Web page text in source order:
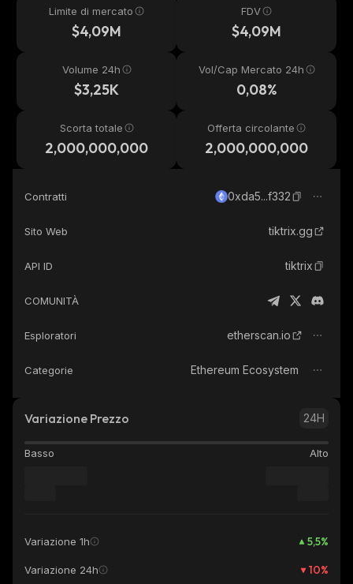
Limite di mercato
$4,09M
FDV
$4,09M
Volume 24h
$3,25K
Vol/Cap Mercato 24h
0,08%
Scorta totale
2,000,000,000
Offerta circolante
2,000,000,000
Contratti 0xda5...f332
Sito Web tiktrix.gg
API ID tiktrix
COMUNITÀ
Esploratori etherscan.io
Categorie Ethereum Ecosystem
Variazione Prezzo 24H
Basso Alto
Variazione 1h 5,5%
Variazione 24h 10%